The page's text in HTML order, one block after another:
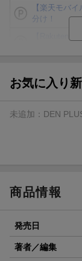
【楽天モバ
分け！
が当たる！
楽天モバイ
条件達成で
お気に入り
未追加： DEN
商品情報
発売日
著者／編集